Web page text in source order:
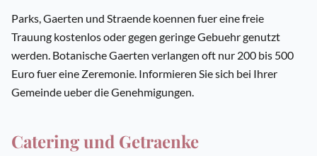
Parks, Gaerten und Straende koennen fuer eine freie
Trauung kostenlos oder gegen geringe Gebuehr genutzt
werden. Botanische Gaerten verlangen oft nur 200 bis 500
Euro fuer eine Zeremonie. Informieren Sie sich bei Ihrer
Gemeinde ueber die Genehmigungen.
Catering und Getraenke